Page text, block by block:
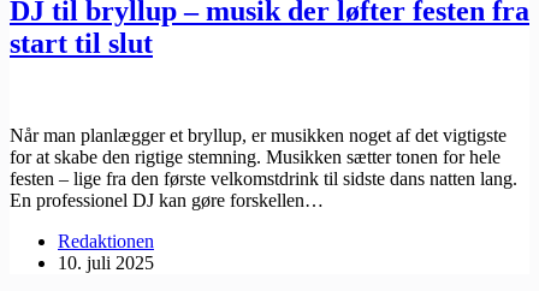
DJ til bryllup – musik der løfter festen fra
start til slut
Når man planlægger et bryllup, er musikken noget af det vigtigste
for at skabe den rigtige stemning. Musikken sætter tonen for hele
festen – lige fra den første velkomstdrink til sidste dans natten lang.
En professionel DJ kan gøre forskellen…
Redaktionen
10. juli 2025